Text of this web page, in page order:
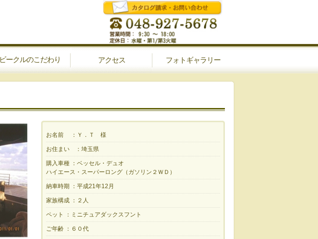
ビークルのこだわり アクセス フォトギャラリー
お名前 ： Ｙ．Ｔ 様
お住まい ： 埼玉県
購入車種 ： ベッセル・デュオ
ハイエース・スーパーロング（ガソリン２ＷＤ）
納車時期 ： 平成21年12月
家族構成 ： ２人
ペット ： ミニチュアダックスフント
ご年齢 ： ６０代